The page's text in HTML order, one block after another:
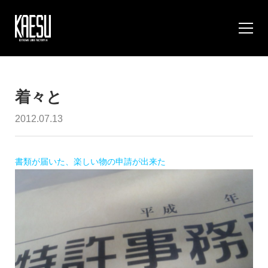
着々と
2012.07.13
書類が届いた、楽しい物の申請が出来た